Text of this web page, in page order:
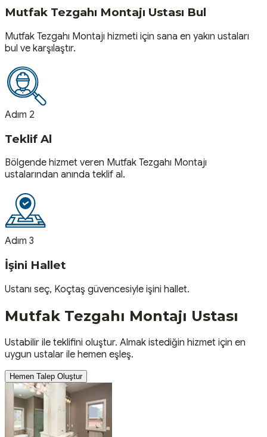
Mutfak Tezgahı Montajı Ustası Bul
Mutfak Tezgahı Montajı hizmeti için sana en yakın ustaları
bul ve karşılaştır.
Adım 2
Teklif Al
Bölgende hizmet veren Mutfak Tezgahı Montajı
ustalarından anında teklif al.
Adım 3
İşini Hallet
Ustanı seç, Koçtaş güvencesiyle işini hallet.
Mutfak Tezgahı Montajı Ustası
Ustabilir ile teklifini oluştur. Almak istediğin hizmet için en
uygun ustalar ile hemen eşleş.
Hemen Talep Oluştur